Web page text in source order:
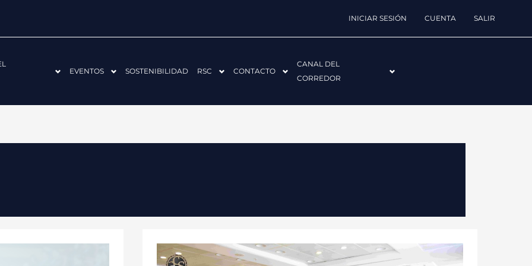
INICIAR SESIÓN CUENTA SALIR
EVENTOS SOSTENIBILIDAD RSC CONTACTO
CANAL DEL
CORREDOR
ACS-
CV
ORGANIZA